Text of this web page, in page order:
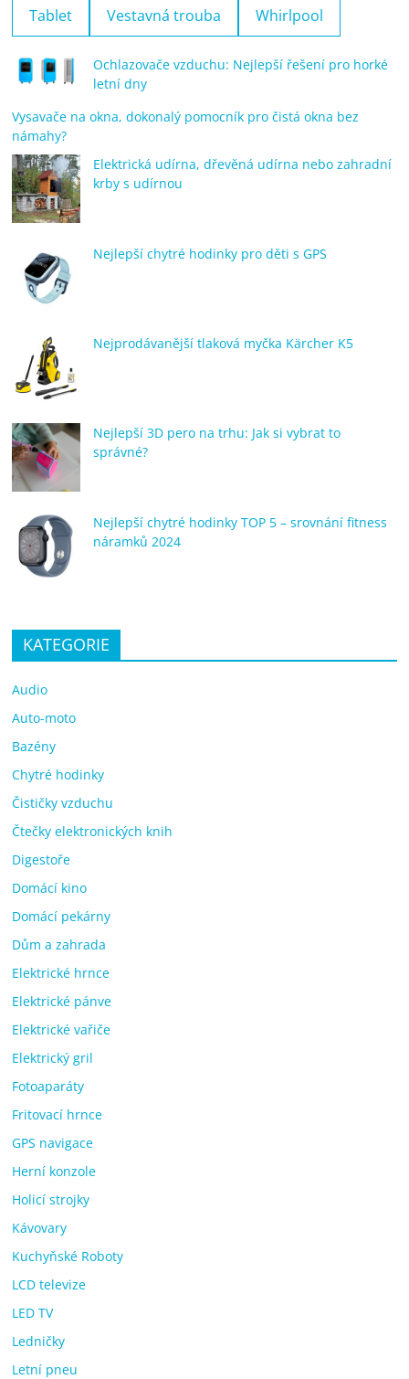
Tablet Vestavná trouba Whirlpool
Ochlazovače vzduchu: Nejlepší řešení pro horké
letní dny
Vysavače na okna, dokonalý pomocník pro čistá okna bez
námahy?
Elektrická udírna, dřevěná udírna nebo zahradní
krby s udírnou
Nejlepší chytré hodinky pro děti s GPS
Nejprodávanější tlaková myčka Kärcher K5
Nejlepší 3D pero na trhu: Jak si vybrat to
správné?
Nejlepší chytré hodinky TOP 5 – srovnání fitness
náramků 2024
KATEGORIE
Audio
Auto-moto
Bazény
Chytré hodinky
Čističky vzduchu
Čtečky elektronických knih
Digestoře
Domácí kino
Domácí pekárny
Dům a zahrada
Elektrické hrnce
Elektrické pánve
Elektrické vařiče
Elektrický gril
Fotoaparáty
Fritovací hrnce
GPS navigace
Herní konzole
Holicí strojky
Kávovary
Kuchyňské Roboty
LCD televize
LED TV
Ledničky
Letní pneu